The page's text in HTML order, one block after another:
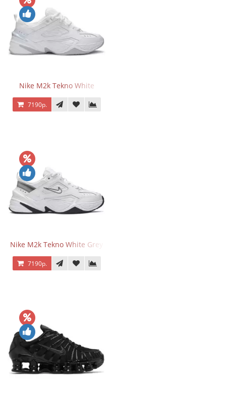
Nike M2k Tekno White
7190р.
Nike M2k Tekno White Grey
7190р.